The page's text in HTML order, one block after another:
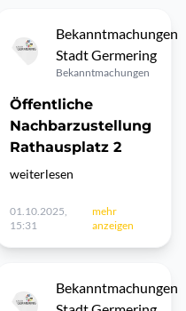
Bekanntmachungen
Stadt Germering
Bekanntmachungen
Öffentliche
Nachbarzustellung
Rathausplatz 2
weiterlesen
01.10.2025,
15:31
mehr
anzeigen
Bekanntmachungen